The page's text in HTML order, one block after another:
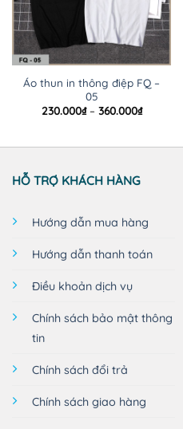
Áo thun in thông điệp FQ –
05
230.000₫ – 360.000₫Khoảng
đến
HỖ TRỢ KHÁCH HÀNG
Hướng dẫn mua hàng
Hướng dẫn thanh toán
Điều khoản dịch vụ
Chính sách bảo mật thông
tin
Chính sách đổi trả
Chính sách giao hàng